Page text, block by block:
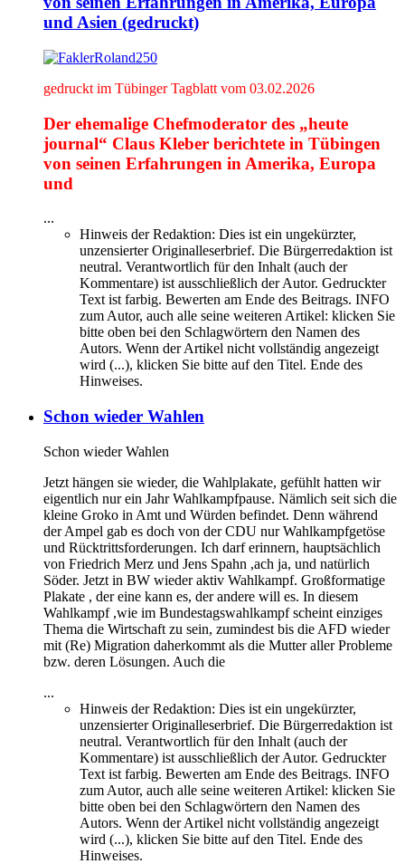
und Asien (gedruckt)
gedruckt im Tübinger Tagblatt vom 03.02.2026
Der ehemalige Chefmoderator des „heute
journal“ Claus Kleber berichtete in Tübingen
von seinen Erfahrungen in Amerika, Europa
und
...
Hinweis der Redaktion: Dies ist ein ungekürzter,
unzensierter Originalleserbrief. Die Bürgerredaktion ist
neutral. Verantwortlich für den Inhalt (auch der
Kommentare) ist ausschließlich der Autor. Gedruckter
Text ist farbig. Bewerten am Ende des Beitrags. INFO
zum Autor, auch alle seine weiteren Artikel: klicken Sie
bitte oben bei den Schlagwörtern den Namen des
Autors. Wenn der Artikel nicht vollständig angezeigt
wird (...), klicken Sie bitte auf den Titel. Ende des
Hinweises.
Schon wieder Wahlen
Schon wieder Wahlen
Jetzt hängen sie wieder, die Wahlplakate, gefühlt hatten wir
eigentlich nur ein Jahr Wahlkampfpause. Nämlich seit sich die
kleine Groko in Amt und Würden befindet. Denn während
der Ampel gab es doch von der CDU nur Wahlkampfgetöse
und Rücktrittsforderungen. Ich darf erinnern, hauptsächlich
von Friedrich Merz und Jens Spahn ,ach ja, und natürlich
Söder. Jetzt in BW wieder aktiv Wahlkampf. Großformatige
Plakate , der eine kann es, der andere will es. In diesem
Wahlkampf ,wie im Bundestagswahlkampf scheint einziges
Thema die Wirtschaft zu sein, zumindest bis die AFD wieder
mit (Re) Migration daherkommt als die Mutter aller Probleme
bzw. deren Lösungen. Auch die
...
Hinweis der Redaktion: Dies ist ein ungekürzter,
unzensierter Originalleserbrief. Die Bürgerredaktion ist
neutral. Verantwortlich für den Inhalt (auch der
Kommentare) ist ausschließlich der Autor. Gedruckter
Text ist farbig. Bewerten am Ende des Beitrags. INFO
zum Autor, auch alle seine weiteren Artikel: klicken Sie
bitte oben bei den Schlagwörtern den Namen des
Autors. Wenn der Artikel nicht vollständig angezeigt
wird (...), klicken Sie bitte auf den Titel. Ende des
Hinweises.